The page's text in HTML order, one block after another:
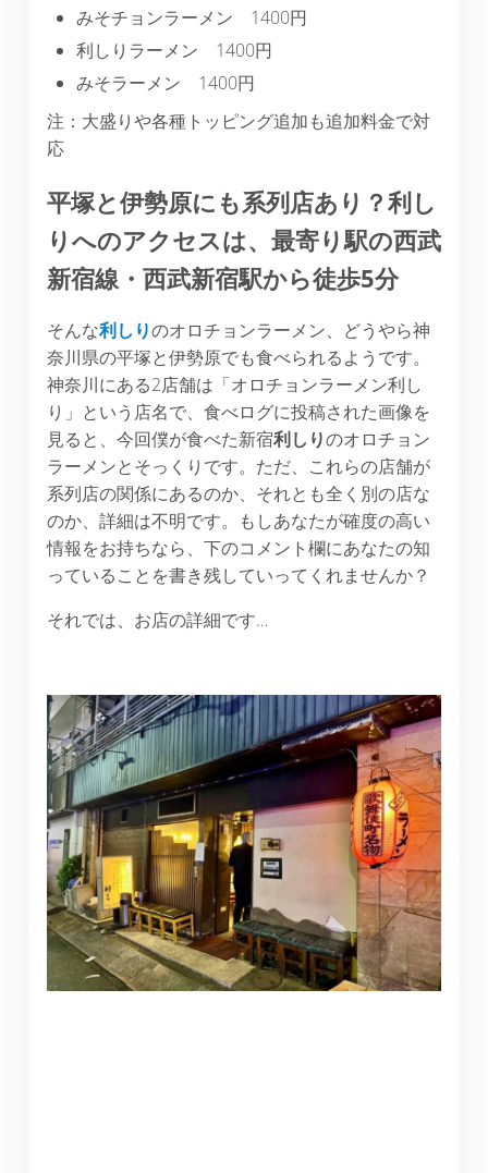
みそチョンラーメン 1400円
利しりラーメン 1400円
みそラーメン 1400円
注：大盛りや各種トッピング追加も追加料金で対
応
平塚と伊勢原にも系列店あり？利し
りへのアクセスは、最寄り駅の西武
新宿線・西武新宿駅から徒歩5分
そんな利しりのオロチョンラーメン、どうやら神
奈川県の平塚と伊勢原でも食べられるようです。
神奈川にある2店舗は「オロチョンラーメン利し
り」という店名で、食べログに投稿された画像を
見ると、今回僕が食べた新宿利しりのオロチョン
ラーメンとそっくりです。ただ、これらの店舗が
系列店の関係にあるのか、それとも全く別の店な
のか、詳細は不明です。もしあなたが確度の高い
情報をお持ちなら、下のコメント欄にあなたの知
っていることを書き残していってくれませんか？
それでは、お店の詳細です…